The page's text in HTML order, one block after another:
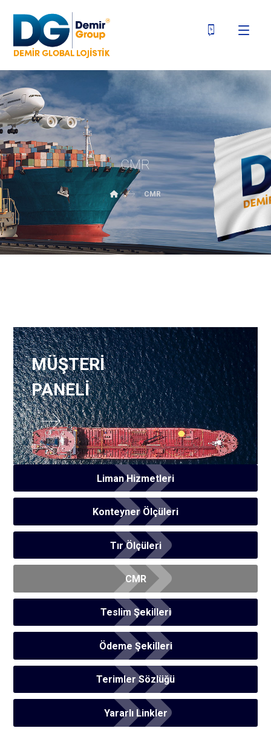
CMR
CMR
MÜŞTERİ
PANELİ
Liman Hizmetleri
Konteyner Ölçüleri
Tır Ölçüleri
CMR
Teslim Şekilleri
Ödeme Şekilleri
Terimler Sözlüğü
Yararlı Linkler